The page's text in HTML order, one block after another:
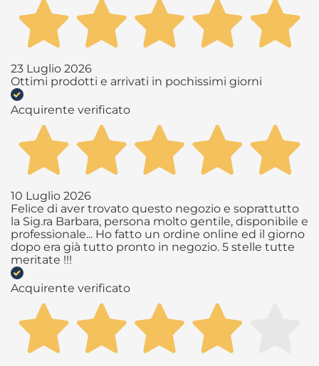
23 Luglio 2026
Ottimi prodotti e arrivati in pochissimi giorni
Acquirente verificato
10 Luglio 2026
Felice di aver trovato questo negozio e soprattutto
la Sig.ra Barbara, persona molto gentile, disponibile e
professionale... Ho fatto un ordine online ed il giorno
dopo era già tutto pronto in negozio. 5 stelle tutte
meritate !!!
Acquirente verificato